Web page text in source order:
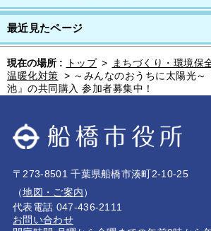
最近見たページ
現在の場所 : トップ > まちづくり・環境保
温暖化対策 > ～みんなのおうちに太陽光
池』の共同購入 参加者募集中！
〒273-8501 千葉県船橋市湊町2-10-25
（地図・ご案内）
代表電話 047-436-2111
お問い合わせ